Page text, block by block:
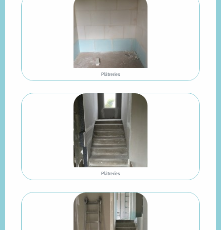
Plâtreries
Plâtreries